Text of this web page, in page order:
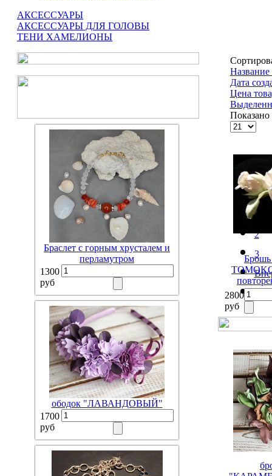
АКСЕССУАРЫ
АКСЕССУАРЫ ДЛЯ ГОЛОВЫ
ТЕНИ ХАМЕЛИОНЫ
Браслет с горным хрусталем и
перламутром
1300
руб
ободок "ЛАВАНДОВЫЙ"
1700
руб
Название
Дата
Цена
Показано
1
2
3
2800
руб